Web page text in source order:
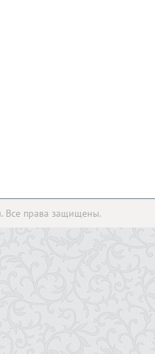
Все права защищены.